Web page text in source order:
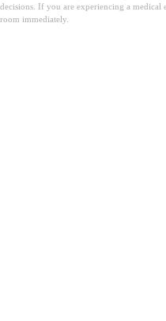
decisions. If you are experiencing a medical
room immediately.